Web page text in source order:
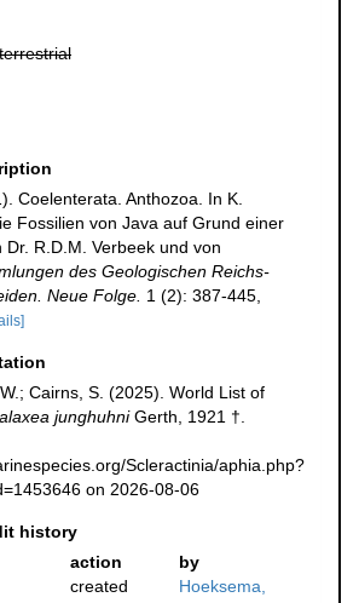
terrestrial
Coelenterata. Anthozoa. In K.
Fossilien von Java auf Grund einer
Dr. R.D.M. Verbeek und von
des Geologischen Reichs-
Neue Folge. 1 (2): 387-445,
Cairns, S. (2025). World List of
junghuhniGerth, 1921 †.
Scleractinia/aphia.php?
on 2026-08-06
history
action
by
created
Hoeksema,